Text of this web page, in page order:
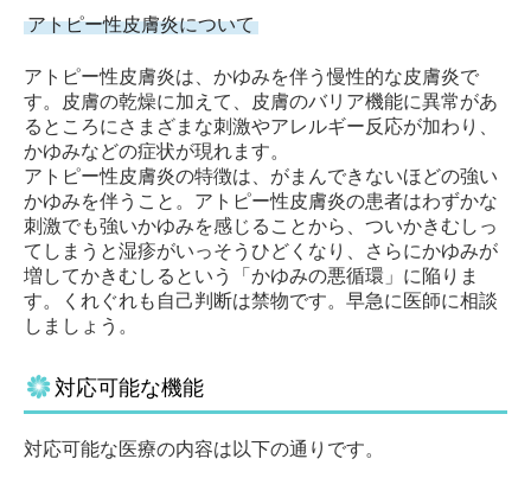
アトピー性皮膚炎について
アトピー性皮膚炎は、かゆみを伴う慢性的な皮膚炎で
す。皮膚の乾燥に加えて、皮膚のバリア機能に異常があ
るところにさまざまな刺激やアレルギー反応が加わり、
かゆみなどの症状が現れます。
アトピー性皮膚炎の特徴は、がまんできないほどの強い
かゆみを伴うこと。アトピー性皮膚炎の患者はわずかな
刺激でも強いかゆみを感じることから、ついかきむしっ
てしまうと湿疹がいっそうひどくなり、さらにかゆみが
増してかきむしるという「かゆみの悪循環」に陥りま
す。くれぐれも自己判断は禁物です。早急に医師に相談
しましょう。
対応可能な機能
対応可能な医療の内容は以下の通りです。